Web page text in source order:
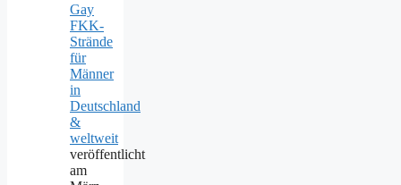
Gay
FKK-
Strände
für
Männer
in
Deutschland
&
weltweit
veröffentlicht
am